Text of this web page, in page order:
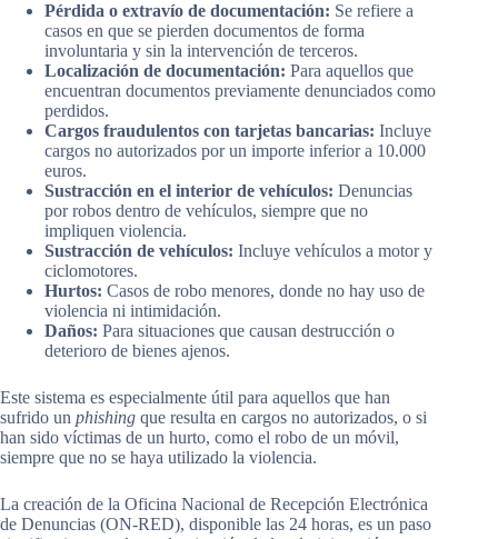
Pérdida o extravío de documentación: Se refiere a
casos en que se pierden documentos de forma
involuntaria y sin la intervención de terceros.
Localización de documentación: Para aquellos que
encuentran documentos previamente denunciados como
perdidos.
Cargos fraudulentos con tarjetas bancarias: Incluye
cargos no autorizados por un importe inferior a 10.000
euros.
Sustracción en el interior de vehículos: Denuncias
por robos dentro de vehículos, siempre que no
impliquen violencia.
Sustracción de vehículos: Incluye vehículos a motor y
ciclomotores.
Hurtos: Casos de robo menores, donde no hay uso de
violencia ni intimidación.
Daños: Para situaciones que causan destrucción o
deterioro de bienes ajenos.
Este sistema es especialmente útil para aquellos que han
sufrido un phishing que resulta en cargos no autorizados, o si
han sido víctimas de un hurto, como el robo de un móvil,
siempre que no se haya utilizado la violencia.
La creación de la Oficina Nacional de Recepción Electrónica
de Denuncias (ON-RED), disponible las 24 horas, es un paso